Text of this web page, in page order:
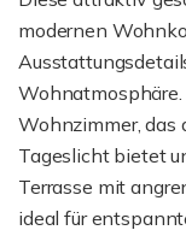
modernen
Wohnzimmer, das
Tageslicht bietet
Terrasse mit
ideal für